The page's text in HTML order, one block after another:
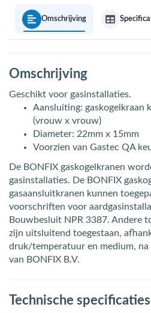
Omschrijving
Omschrijving
Geschikt voor gasinstallaties.
Aansluiting: gaskogelkraan
(vrouw x vrouw)
Diameter: 22mm x 15mm
Voorzien van Gastec QA
De BONFIX gaskogelkranen
gasinstallaties. De BONFIX
gasaansluitkranen kunnen
voorschriften voor
Bouwbesluit NPR 3387. Andere
zijn uitsluitend toegestaan,
druk/temperatuur en medium,
van BONFIX B.V.
Technische specificaties